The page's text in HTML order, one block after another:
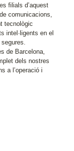
filials d’aquest
comunicacions,
tecnològic
intel·ligents en el
de Barcelona,
dels nostres
a l’operació i